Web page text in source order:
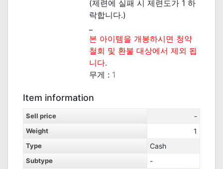
(제련에 실패 시 제련도가 1 하
락합니다.)
본 아이템을 개봉하시면 청약
철회 및 환불 대상에서 제외 됩
니다.
무게 : 1
Item information
Sell price -
Weight 1
Type Cash
Subtype -